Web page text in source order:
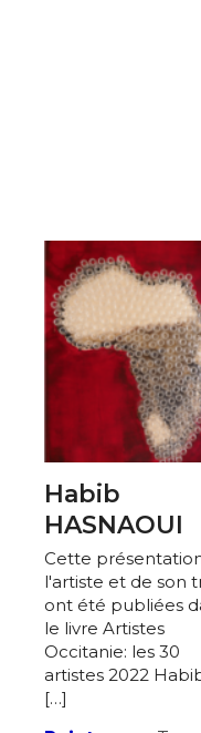
* Champ obligatoire
Statut / Organisation
J'accepte les
* Champ obligatoire
Habib
HASNAOUI
Cette
l'artiste et de son
ont été publiées
le livre Artistes
Occitanie: les 30
artistes 2022
[…]